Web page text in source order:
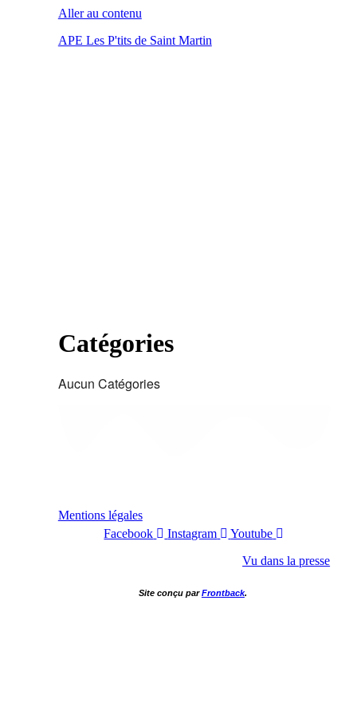
Aller au contenu
APE Les P'tits de Saint Martin
Catégories
Aucun Catégories
Mentions légales
Facebook
Instagram
Youtube
Vu dans la presse
Site conçu parFrontback.